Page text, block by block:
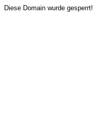
Diese Domain wurde gesperrt!